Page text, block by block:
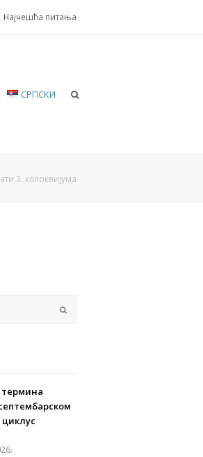
Најчешћа питања
СРПСКИ
2. колоквијума
термина
циклус